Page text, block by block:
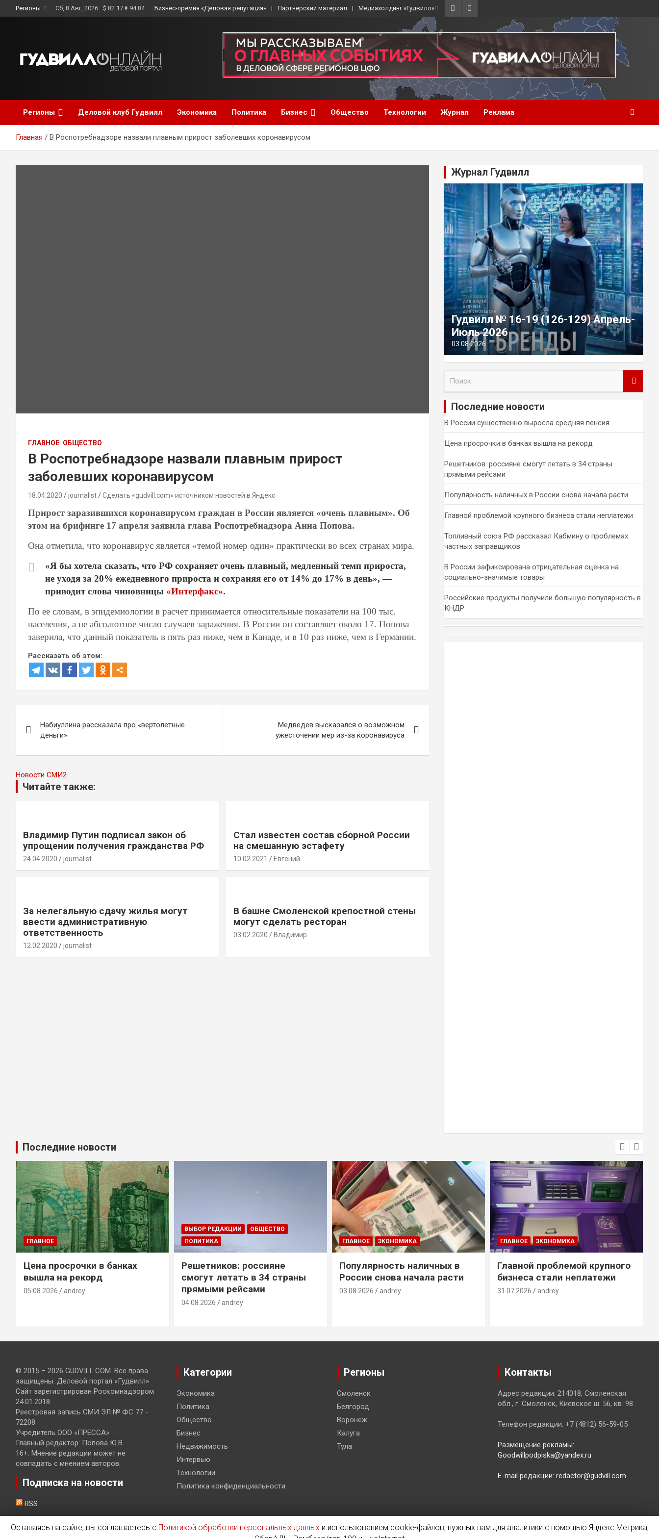
to
Регионы Сб, 8 Авг, 2026 $ 82.17 € 94.84 Бизнес-премия «Деловая репутация» Партнерский материал Медиахолдинг «Гудвилл»
Регионы Деловой клуб Гудвилл Экономика Политика Бизнес Общество Технологии Журнал Реклама
Главная В Роспотребнадзоре назвали плавным прирост заболевших коронавирусом
ГЛАВНОЕ ОБЩЕСТВО
В Роспотребнадзоре назвали плавным прирост
заболевших коронавирусом
18.04.2020 journalist Сделать «gudvill.com» источником новостей в Яндекс
Прирост заразившихся коронавирусом граждан в России является «очень плавным». Об
этом на брифинге 17 апреля заявила глава Роспотребнадзора Анна Попова.
Она отметила, что коронавирус является «темой номер один» практически во всех странах мира.
«Я бы хотела сказать, что РФ сохраняет очень плавный, медленный темп прироста,
не уходя за 20% ежедневного прироста и сохраняя его от 14% до 17% в день», —
приводит слова чиновницы «Интерфакс».
По ее словам, в эпидемиологии в расчет принимается относительные показатели на 100 тыс.
населения, а не абсолютное число случаев заражения. В России он составляет около 17. Попова
заверила, что данный показатель в пять раз ниже, чем в Канаде, и в 10 раз ниже, чем в Германии.
Рассказать об этом:
по
записям
Набиуллина рассказала про «вертолетные
деньги»
Медведев высказался о возможном
ужесточении мер из-за коронавируса
Новости СМИ2
Читайте также:
Владимир Путин подписал закон об
упрощении получения гражданства РФ
24.04.2020 journalist
Стал известен состав сборной России
на смешанную эстафету
10.02.2021 Евгений
За нелегальную сдачу жилья могут
ввести административную
ответственность
12.02.2020 journalist
В башне Смоленской крепостной стены
могут сделать ресторан
03.02.2020 Владимир
Журнал Гудвилл
Гудвилл № 16-19 (126-129) Апрель-
Июль 2026
03.08.2026
и
Последние новости
В России существенно выросла средняя пенсия
Цена просрочки в банках вышла на рекорд
Решетников: россияне смогут летать в 34 страны
прямыми рейсами
Популярность наличных в России снова начала расти
Главной проблемой крупного бизнеса стали неплатежи
Топливный союз РФ рассказал Кабмину о проблемах
частных заправщиков
В России зафиксирована отрицательная оценка на
социально-значимые товары
Российские продукты получили большую популярность в
КНДР
Последние новости
ГЛАВНОЕ
Цена просрочки в банках
вышла на рекорд
05.08.2026 andrey
ВЫБОР РЕДАКЦИИ
ОБЩЕСТВО
ПОЛИТИКА
Решетников: россияне
смогут летать в 34 страны
прямыми рейсами
04.08.2026 andrey
ГЛАВНОЕ ЭКОНОМИКА
Популярность наличных в
России снова начала расти
03.08.2026 andrey
ГЛАВНОЕ ЭКОНОМИКА
Главной проблемой крупного
бизнеса стали неплатежи
31.07.2026 andrey
© 2015 – 2026 GUDVILL.COM. Все права
защищены. Деловой портал «Гудвилл»
Сайт зарегистрирован Роскомнадзором
24.01.2018
Реестровая запись СМИ ЭЛ № ФС 77 -
72208
Учредитель ООО «ПРЕССА»
Главный редактор: Попова Ю.В.
16+. Мнение редакции может не
совпадать с мнением авторов.
Подписка на новости
RSS
Категории
Экономика
Политика
Общество
Бизнес
Недвижимость
Интервью
Технологии
Политика конфиденциальности
Регионы
Смоленск
Белгород
Воронеж
Калуга
Тула
Контакты
Адрес редакции: 214018, Смоленская
обл., г. Смоленск, Киевское ш. 56, кв. 98
Телефон редакции: +7 (4812) 56-59-05
Размещение рекламы:
Goodwillpodpiska@yandex.ru
E-mail редакции: redactor@gudvill.com
Оставаясь на сайте, вы соглашаетесь с Политикой обработки персональных данныхи использованием cookie-файлов, нужных нам для аналитики с помощью Яндекс.Метрика,